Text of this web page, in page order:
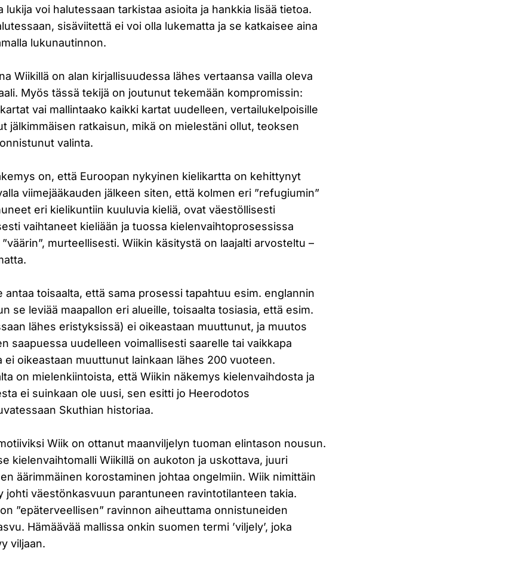
lukija voi halutessaan tarkistaa asioita ja hankkia lisää tietoa.
sisäviitettä ei voi olla lukematta ja se katkaisee aina
lukunautinnon.
Wiikillä on alan kirjallisuudessa lähes vertaansa vailla oleva
Myös tässä tekijä on joutunut tekemään kompromissin:
vai mallintaako kaikki kartat uudelleen, vertailukelpoisille
jälkimmäisen ratkaisun, mikä on mielestäni ollut, teoksen
valinta.
on, että Euroopan nykyinen kielikartta on kehittynyt
viimejääkauden jälkeen siten, että kolmen eri ”refugiumin”
eri kielikuntiin kuuluvia kieliä, ovat väestöllisesti
vaihtaneet kieliään ja tuossa kielenvaihtoprosessissa
murteellisesti. Wiikin käsitystä on laajalti arvosteltu –
antaa toisaalta, että sama prosessi tapahtuu esim. englannin
se leviää maapallon eri alueille, toisaalta tosiasia, että esim.
lähes eristyksissä) ei oikeastaan muuttunut, ja muutos
saapuessa uudelleen voimallisesti saarelle tai vaikkapa
ei oikeastaan muuttunut lainkaan lähes 200 vuoteen.
on mielenkiintoista, että Wiikin näkemys kielenvaihdosta ja
ei suinkaan ole uusi, sen esitti jo Heerodotos
Skuthian historiaa.
Wiik on ottanut maanviljelyn tuoman elintason nousun.
kielenvaihtomalli Wiikillä on aukoton ja uskottava, juuri
äärimmäinen korostaminen johtaa ongelmiin. Wiik nimittäin
johti väestönkasvuun parantuneen ravintotilanteen takia.
”epäterveellisen” ravinnon aiheuttama onnistuneiden
Hämäävää mallissa onkin suomen termi ’viljely’, joka
viljaan.